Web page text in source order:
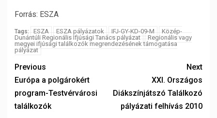
Forrás: ESZA
Tags: ESZA ESZA pályázatok IFJ-GY-KD-09-M
Közép-
Dunántúli Regionális Ifjúsági Tanács pályázat
Regionális vagy
megyei ifjúsági találkozók megrendezésének támogatása
pályázat
Previous
Európa a polgárokért
program-Testvérvárosi
találkozók
Next
XXI. Országos
Diákszínjátszó Találkozó
pályázati felhívás 2010